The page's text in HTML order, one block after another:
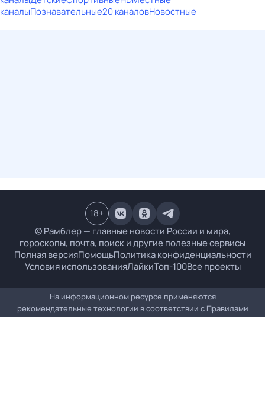
каналыПознавательные20 каналовНовостные
© Рамблер — главные новости России и мира,
гороскопы, почта, поиск и другие полезные сервисы
Полная версияПомощьПолитика конфиденциальности
Условия использованияЛайкиТоп-100Все проекты
18+
На информационном ресурсе применяются
рекомендательные технологии в соответствии с Правилами